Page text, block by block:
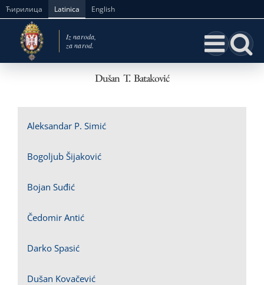
Skip
content
Ћирилица Latinica English
Dušan T. Bataković
Aleksandar P. Simić
Bogoljub Šijaković
Bojan Suđić
Čedomir Antić
Darko Spasić
Dušan Kovačević